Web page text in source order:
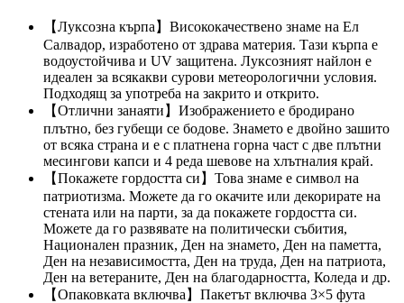
【Луксозна кърпа】Висококачествено знаме на Ел
Салвадор, изработено от здрава материя. Тази кърпа е
водоустойчива и UV защитена. Луксозният найлон е
идеален за всякакви сурови метеорологични условия.
Подходящ за употреба на закрито и открито.
【Отлични занаяти】Изображението е бродирано
плътно, без губещи се бодове. Знамето е двойно зашито
от всяка страна и е с платнена горна част с две плътни
месингови капси и 4 реда шевове на хлътналия край.
【Покажете гордостта си】Това знаме е символ на
патриотизма. Можете да го окачите или декорирате на
стената или на парти, за да покажете гордостта си.
Можете да го развявате на политически събития,
Национален празник, Ден на знамето, Ден на паметта,
Ден на независимостта, Ден на труда, Ден на патриота,
Ден на ветераните, Ден на благодарността, Коледа и др.
【Опаковката включва】Пакетът включва 3×5 фута